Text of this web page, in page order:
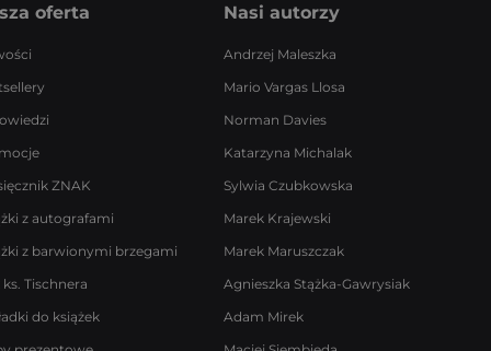
oferta
ZNAK
z autografami
z barwionymi brzegami
ks. Tischnera
do książek
Nasi autorzy
Andrzej Maleszka
Mario Vargas Llosa
Norman Davies
Katarzyna Michalak
Sylwia Czubkowska
Marek Krajewski
Marek Maruszczak
Agnieszka Stążka-Gawrysiak
Adam Mirek